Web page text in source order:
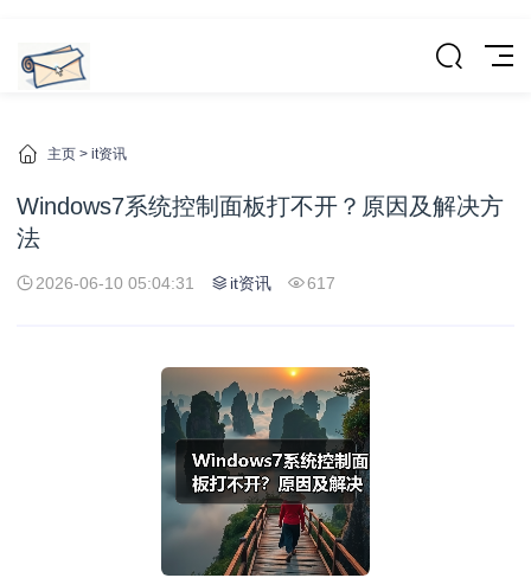
主页 > it资讯
Windows7系统控制面板打不开？原因及解决方
法
2026-06-10 05:04:31 it资讯 617